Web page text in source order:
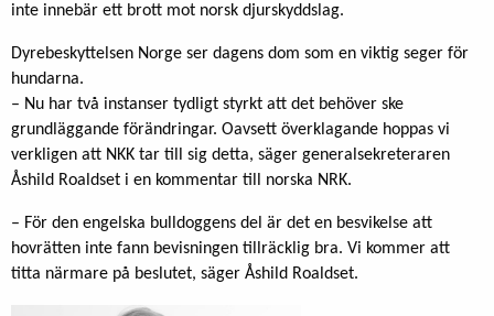
inte innebär ett brott mot norsk djurskyddslag.
Dyrebeskyttelsen Norge ser dagens dom som en viktig seger för
hundarna.
– Nu har två instanser tydligt styrkt att det behöver ske
grundläggande förändringar. Oavsett överklagande hoppas vi
verkligen att NKK tar till sig detta, säger generalsekreteraren
Åshild Roaldset i en kommentar till norska NRK.
– För den engelska bulldoggens del är det en besvikelse att
hovrätten inte fann bevisningen tillräcklig bra. Vi kommer att
titta närmare på beslutet, säger Åshild Roaldset.